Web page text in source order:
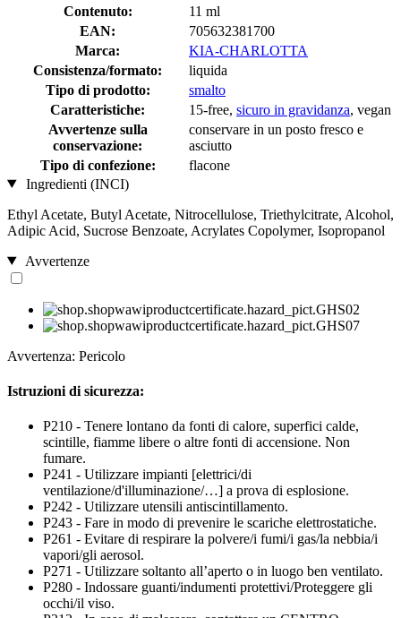
Contenuto:
11 ml
EAN:
705632381700
Marca:
KIA-CHARLOTTA
Consistenza/formato:
liquida
Tipo di prodotto:
smalto
Caratteristiche:
15-free, sicuro in gravidanza, vegan
Avvertenze sulla
conservazione:
conservare in un posto fresco e
asciutto
Tipo di confezione:
flacone
Ingredienti (INCI)
Ethyl Acetate, Butyl Acetate, Nitrocellulose, Triethylcitrate, Alcohol,
Adipic Acid, Sucrose Benzoate, Acrylates Copolymer, Isopropanol
Avvertenze
Avvertenza: Pericolo
Istruzioni di sicurezza:
P210 - Tenere lontano da fonti di calore, superfici calde,
scintille, fiamme libere o altre fonti di accensione. Non
fumare.
P241 - Utilizzare impianti [elettrici/di
ventilazione/d'illuminazione/…] a prova di esplosione.
P242 - Utilizzare utensili antiscintillamento.
P243 - Fare in modo di prevenire le scariche elettrostatiche.
P261 - Evitare di respirare la polvere/i fumi/i gas/la nebbia/i
vapori/gli aerosol.
P271 - Utilizzare soltanto all’aperto o in luogo ben ventilato.
P280 - Indossare guanti/indumenti protettivi/Proteggere gli
occhi/il viso.